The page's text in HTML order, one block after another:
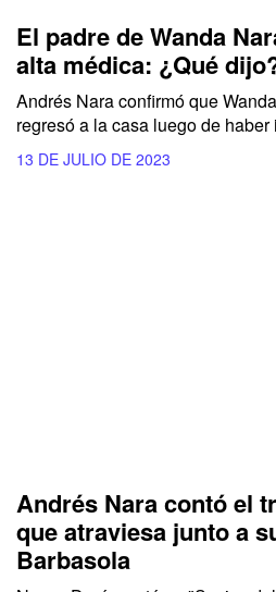
El padre de Wanda
alta médica: ¿Qué
Andrés Nara confirmó que
regresó a la casa luego de
13 DE JULIO DE 2023
Andrés Nara contó el
que atraviesa junto a
Barbasola